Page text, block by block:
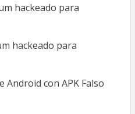
hackeado para
hackeado para
Android con APK Falso